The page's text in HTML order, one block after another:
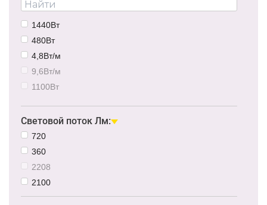
1440Вт
480Вт
4,8Вт/м
9,6Вт/м
1100Вт
14,4Вт/м
38Вт/м
7Вт/м
Световой поток Лм:
720
360
2208
2100